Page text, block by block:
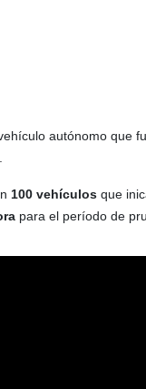
autónomo que
100 vehículos que
para el período de